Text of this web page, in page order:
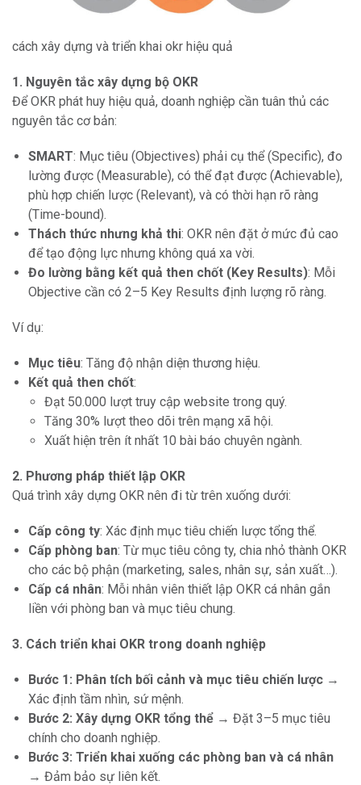
cách xây dựng và triển khai okr hiệu quả
1. Nguyên tắc xây dựng bộ OKR
Để OKR phát huy hiệu quả, doanh nghiệp cần tuân thủ các
nguyên tắc cơ bản:
SMART: Mục tiêu (Objectives) phải cụ thể (Specific), đo
lường được (Measurable), có thể đạt được (Achievable),
phù hợp chiến lược (Relevant), và có thời hạn rõ ràng
(Time-bound).
Thách thức nhưng khả thi: OKR nên đặt ở mức đủ cao
để tạo động lực nhưng không quá xa vời.
Đo lường bằng kết quả then chốt (Key Results): Mỗi
Objective cần có 2–5 Key Results định lượng rõ ràng.
Ví dụ:
Mục tiêu: Tăng độ nhận diện thương hiệu.
Kết quả then chốt:
Đạt 50.000 lượt truy cập website trong quý.
Tăng 30% lượt theo dõi trên mạng xã hội.
Xuất hiện trên ít nhất 10 bài báo chuyên ngành.
2. Phương pháp thiết lập OKR
Quá trình xây dựng OKR nên đi từ trên xuống dưới:
Cấp công ty: Xác định mục tiêu chiến lược tổng thể.
Cấp phòng ban: Từ mục tiêu công ty, chia nhỏ thành OKR
cho các bộ phận (marketing, sales, nhân sự, sản xuất…).
Cấp cá nhân: Mỗi nhân viên thiết lập OKR cá nhân gắn
liền với phòng ban và mục tiêu chung.
3. Cách triển khai OKR trong doanh nghiệp
Bước 1: Phân tích bối cảnh và mục tiêu chiến lược →
Xác định tầm nhìn, sứ mệnh.
Bước 2: Xây dựng OKR tổng thể → Đặt 3–5 mục tiêu
chính cho doanh nghiệp.
Bước 3: Triển khai xuống các phòng ban và cá nhân
→ Đảm bảo sự liên kết.